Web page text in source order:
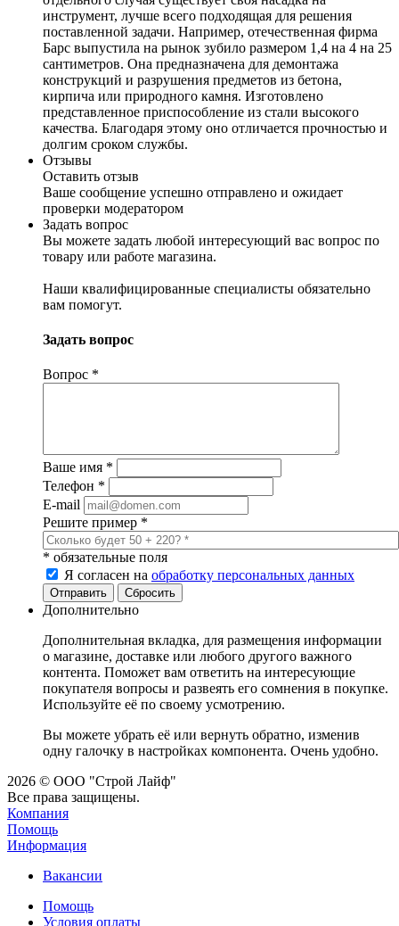
инструмент, лучше всего подходящая для решения
поставленной задачи. Например, отечественная фирма
Барс выпустила на рынок зубило размером 1,4 на 4 на 25
сантиметров. Она предназначена для демонтажа
конструкций и разрушения предметов из бетона,
кирпича или природного камня. Изготовлено
представленное приспособление из стали высокого
качества. Благодаря этому оно отличается прочностью и
долгим сроком службы.
Отзывы
Оставить отзыв
Ваше сообщение успешно отправлено и ожидает
проверки модератором
Задать вопрос
Вы можете задать любой интересующий вас вопрос по
товару или работе магазина.
Наши квалифицированные специалисты обязательно
вам помогут.
Задать вопрос
Вопрос *
Ваше имя *
Телефон *
E-mail
Решите пример *
* обязательные поля
Я согласен на обработку персональных данных
Сбросить
Дополнительно
Дополнительная вкладка, для размещения информации
о магазине, доставке или любого другого важного
контента. Поможет вам ответить на интересующие
покупателя вопросы и развеять его сомнения в покупке.
Используйте её по своему усмотрению.
Вы можете убрать её или вернуть обратно, изменив
одну галочку в настройках компонента. Очень удобно.
2026 © ООО "Строй Лайф"
Все права защищены.
Компания
Помощь
Информация
Вакансии
Помощь
Условия оплаты